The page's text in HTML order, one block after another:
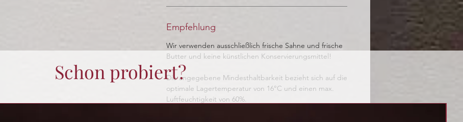
Empfehlung
Wir verwenden ausschließlich frische Sahne und frische
Butter und keine künstlichen Konservierungsmittel!
Die angegebene Mindesthaltbarkeit bezieht sich auf die
optimale Lagertemperatur von 16°C und einen max.
Luftfeuchtigkeit von 60%.
Schon probiert?